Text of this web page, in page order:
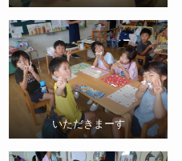
いただきまーす